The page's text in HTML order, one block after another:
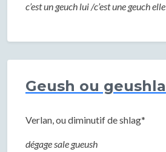
c’est un geuch lui /c’est une geuch elle
Geush ou geushla
Verlan, ou diminutif de shlag*
dégage sale gueush